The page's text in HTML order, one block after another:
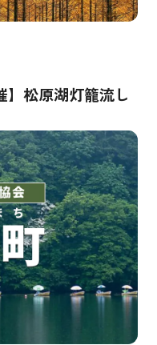
】松原湖灯籠流し